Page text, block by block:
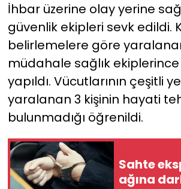
İhbar üzerine olay yerine
güvenlik ekipleri sevk edildi.
belirlemelere göre
müdahale sağlık
yapıldı. Vücutlarının çeşitli
yaralanan 3 kişinin hayati
bulunmadığı öğrenildi.
Sahte
ağına